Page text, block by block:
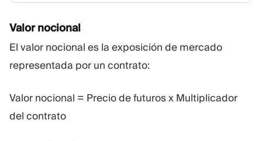
Valor nocional
El valor nocional es la exposición de mercado
representada por un contrato:
Valor nocional = Precio de futuros x Multiplicador
del contrato